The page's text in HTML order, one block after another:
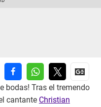
bodas! Tras el tremendo
cantante Christian